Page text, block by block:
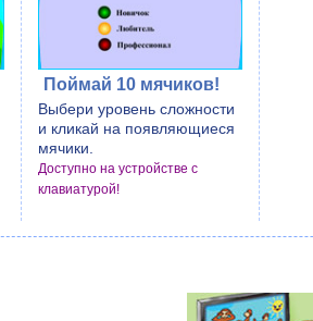
Поймай 10 мячиков!
Выбери уровень сложности
и кликай на появляющиеся
мячики.
Доступно на устройстве с
клавиатурой!